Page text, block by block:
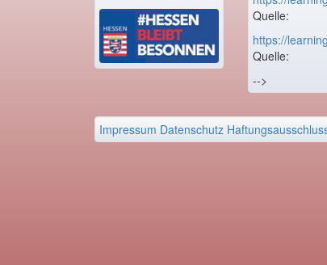
Quelle:
https://
Quelle:
-->
Impressum Datenschutz